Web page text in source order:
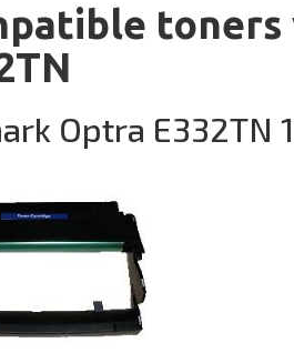
Optra E332TN